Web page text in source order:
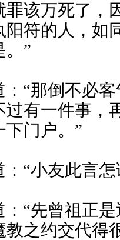
罪该万死了，
阳符的人，如
。”
“那倒不必
过有一件事，
下门户。”
“小友此言怎
“先曾祖正
教之约交代得